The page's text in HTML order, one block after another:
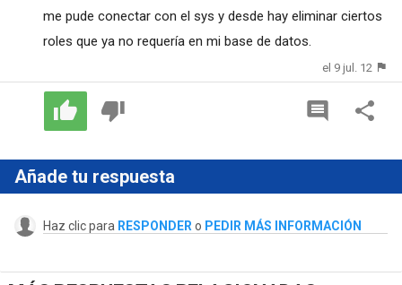
me pude conectar con el sys y desde hay eliminar ciertos
roles que ya no requería en mi base de datos.
el 9 jul. 12
Añade tu respuesta
Haz clic para RESPONDER o PEDIR MÁS INFORMACIÓN